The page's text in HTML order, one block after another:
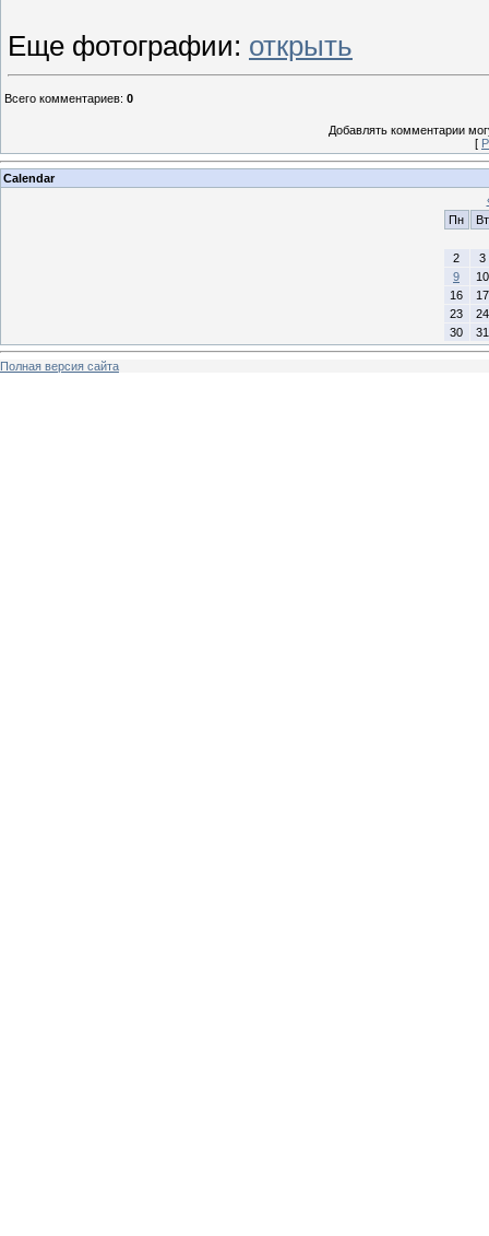
Еще фотографии: открыть
Всего комментариев: 0
Добавлять комментарии
[
Calendar
Пн
Вт
2
3
9
10
16
17
23
24
30
31
Полная версия сайта